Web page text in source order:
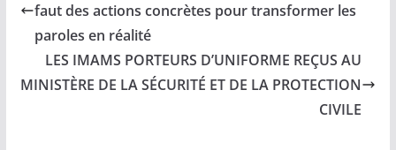
faut des actions concrètes pour transformer les
paroles en réalité
LES IMAMS PORTEURS D’UNIFORME REÇUS AU
MINISTÈRE DE LA SÉCURITÉ ET DE LA PROTECTION
CIVILE